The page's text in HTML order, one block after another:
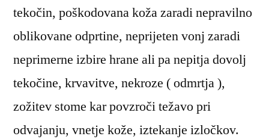
tekočin, poškodovana koža zaradi nepravilno
oblikovane odprtine, neprijeten vonj zaradi
neprimerne izbire hrane ali pa nepitja dovolj
tekočine, krvavitve, nekroze ( odmrtja ),
zožitev stome kar povzroči težavo pri
odvajanju, vnetje kože, iztekanje izločkov.